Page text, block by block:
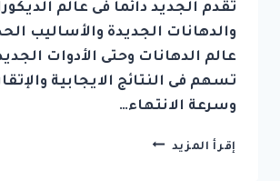
تقدم الجديد دائماً فى عالم
والدهانات الجديدة والأساليب
عالم الدهانات وحتى الأدوات
تسهم فى النتائج الايجابية
وسرعة الانتهاء…
إقرأ المزيد شركة